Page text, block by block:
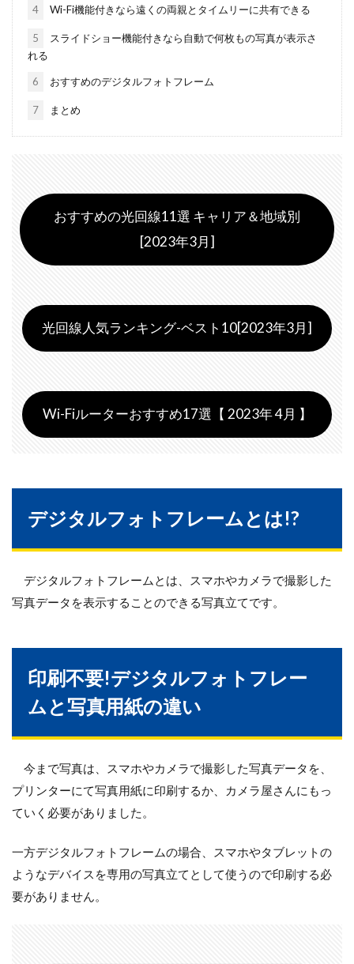
4 Wi-Fi機能付きなら遠くの両親とタイムリーに共有できる
5
スライドショー機能付きなら自動で何枚もの写真が表示さ
れる
6 おすすめのデジタルフォトフレーム
7 まとめ
おすすめの光回線11選 キャリア＆地域別
[2023年3月]
光回線人気ランキング-ベスト10[2023年3月]
Wi-Fiルーターおすすめ17選【 2023年 4月 】
デジタルフォトフレームとは!?
デジタルフォトフレームとは、スマホやカメラで撮影した
写真データを表示することのできる写真立てです。
印刷不要!デジタルフォトフレー
ムと写真用紙の違い
今まで写真は、スマホやカメラで撮影した写真データを、
プリンターにて写真用紙に印刷するか、カメラ屋さんにもっ
ていく必要がありました。
一方デジタルフォトフレームの場合、スマホやタブレットの
ようなデバイスを専用の写真立てとして使うので印刷する必
要がありません。